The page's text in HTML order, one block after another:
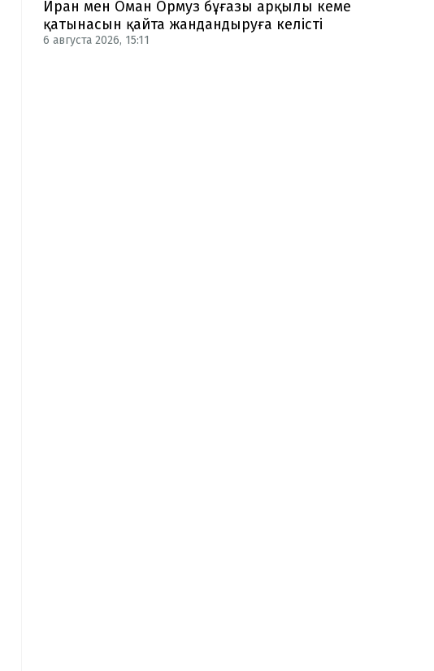
Иран мен Оман Ормуз бұғазы арқылы кеме
қатынасын қайта жандандыруға келісті
6 августа 2026, 15:11